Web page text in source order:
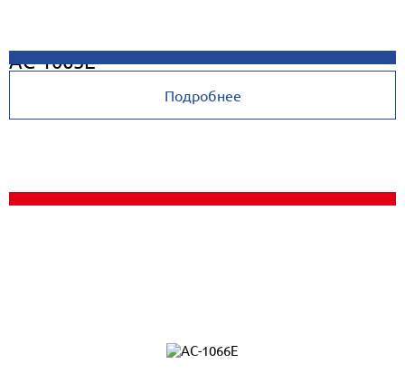
AC-1065E
Подробнее